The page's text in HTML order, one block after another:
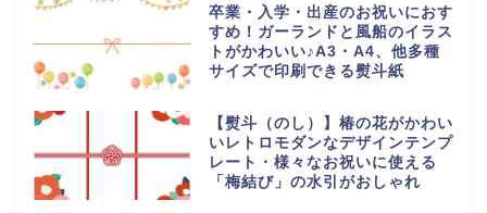
卒業・入学・出産のお祝いにおす
すめ！ガーランドと風船のイラス
トがかわいい♪A3・A4、他多種
サイズで印刷できる熨斗紙
【熨斗（のし）】椿の花がかわい
いレトロモダンなデザインテンプ
レート・様々なお祝いに使える
「梅結び」の水引がおしゃれ